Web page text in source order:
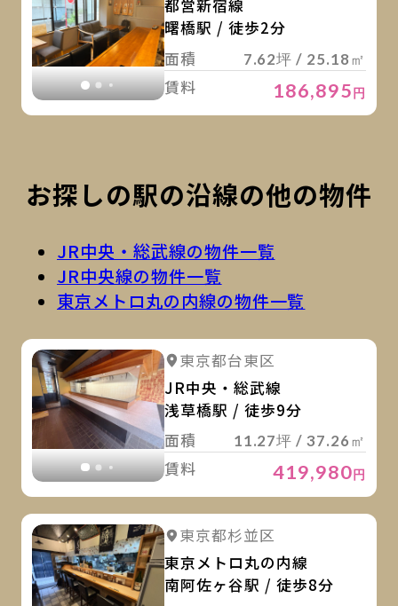
都営新宿線
曙橋駅 / 徒歩2分
面積
7.62坪 / 25.18㎡
賃料 186,895円
お探しの駅の沿線の他の物件
JR中央・総武線の物件一覧
JR中央線の物件一覧
東京メトロ丸の内線の物件一覧
詳細を見る
東京都台東区
JR中央・総武線
浅草橋駅 / 徒歩9分
面積
11.27坪 / 37.26㎡
賃料 419,980円
詳細を見る
東京都杉並区
東京メトロ丸の内線
南阿佐ヶ谷駅 / 徒歩8分